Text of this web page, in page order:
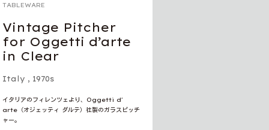
TABLEWARE
Vintage Pitcher
for Oggetti d’arte
in Clear
Italy , 1970s
イタリアのフィレンツェより、Oggetti d'
arte（オジェッティ ダルテ）社製のガラスピッチ
ャー。